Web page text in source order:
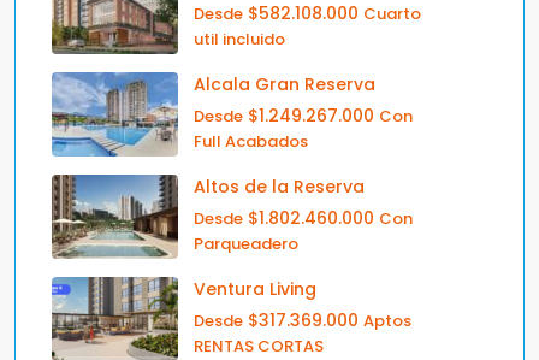
Desde $582.108.000 Cuarto
util incluido
Alcala Gran Reserva
Desde $1.249.267.000 Con
Full Acabados
Altos de la Reserva
Desde $1.802.460.000 Con
Parqueadero
Ventura Living
Desde $317.369.000 Aptos
RENTAS CORTAS